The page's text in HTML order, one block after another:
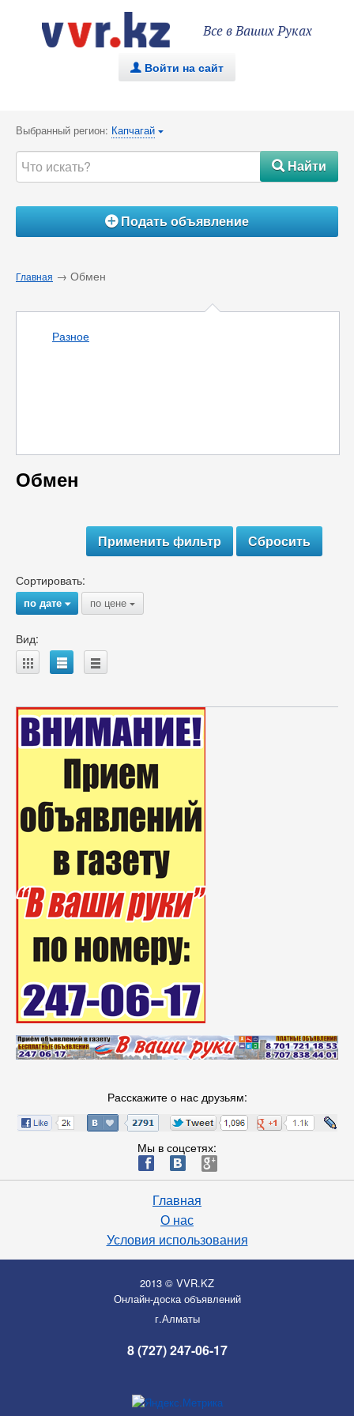
Все в Ваших Руках
. Войти на сайт
Выбранный регион: Капчагай {
#Найти
ÁПодать объявление
Главная → Обмен
Разное
Обмен
Сортировать:
по дате{ по цене {
Вид:
A B C
Расскажите о нас друзьям:
Мы в соцсетях:
ä æ è
Главная
О нас
Условия использования
2013 © VVR.KZ
Онлайн-доска объявлений
г.Алматы
8 (727) 247-06-17